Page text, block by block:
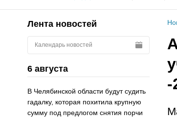
Лента новостей
Календарь новостей
6 августа
В Челябинской области будут судить
гадалку, которая похитила крупную
сумму под предлогом снятия порчи
-